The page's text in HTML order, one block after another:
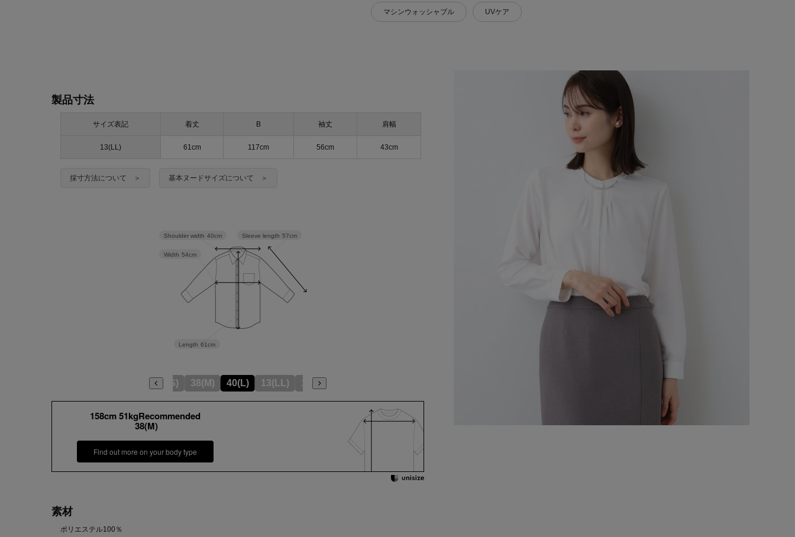
マシンウォッシャブル UVケア
製品寸法
サイズ表記 着丈 B 袖丈 肩幅
13(LL) 61cm 117cm 56cm 43cm
採寸方法について ＞ 基本ヌードサイズについて ＞
Sleeve length 57cm
Length 61cm
Width 54cm
Shoulder width 40cm
36(S) 38(M) 40(L) 13(LL) 15(3L)
158cm 51kgRecommended
38(M)
Find out more on your body type
素材
ポリエステル100％